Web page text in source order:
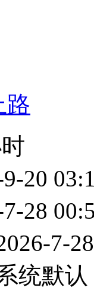
路
20
28
7-
统默认